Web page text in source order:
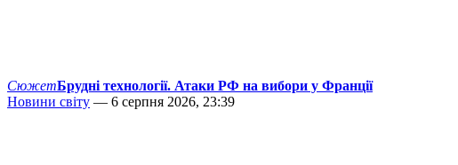
СюжетБрудні технології. Атаки РФ на вибори у Франції
Новини світу — 6 серпня 2026, 23:39